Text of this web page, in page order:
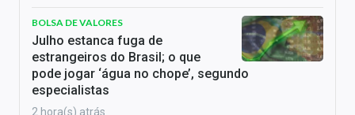
BOLSA DE VALORES
Julho estanca fuga de
estrangeiros do Brasil; o que
pode jogar ‘água no chope’, segundo
especialistas
2 hora(s) atrás